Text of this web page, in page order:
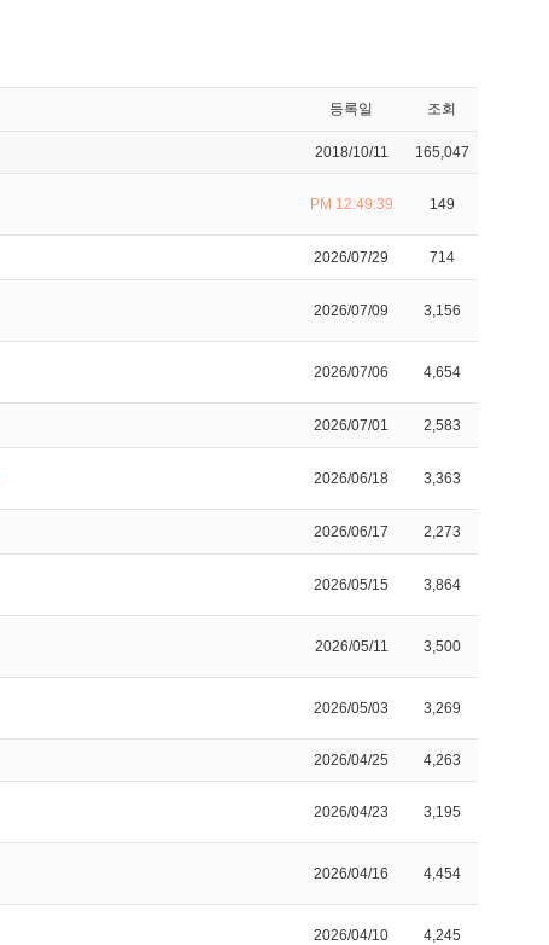
등록일 조회
2018/10/11 165,047
PM 12:49:39 149
2026/07/29 714
2026/07/09 3,156
2026/07/06 4,654
2026/07/01 2,583
2026/06/18 3,363
2026/06/17 2,273
2026/05/15 3,864
2026/05/11 3,500
2026/05/03 3,269
2026/04/25 4,263
2026/04/23 3,195
2026/04/16 4,454
2026/04/10 4,245